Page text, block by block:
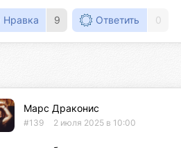
Нравка 9 Ответить 0
Марс Драконис
#139 2 июля 2025 в 10:00